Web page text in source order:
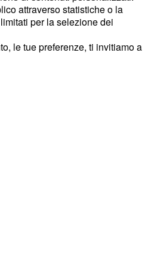
attraverso statistiche o la
per la selezione dei
le tue preferenze, ti invitiamo a